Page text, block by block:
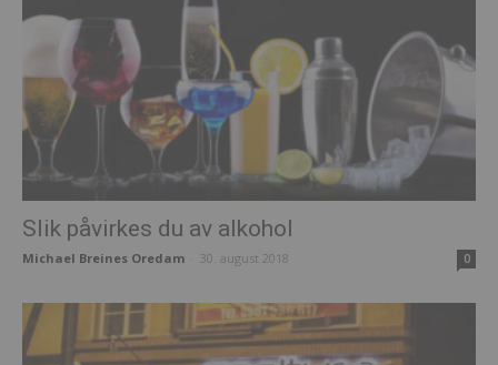
Slik påvirkes du av alkohol
Michael Breines Oredam 30. august 2018 0